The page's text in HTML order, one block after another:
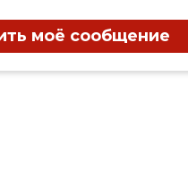
моё сообщение